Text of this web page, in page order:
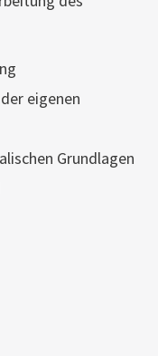
eigenen
Grundlagen